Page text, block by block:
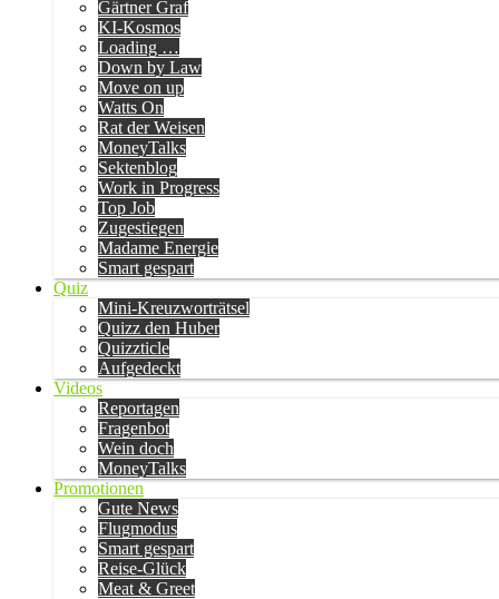
Gärtner Graf
KI-Kosmos
Loading …
Down by Law
Move on up
Watts On
Rat der Weisen
MoneyTalks
Sektenblog
Work in Progress
Top Job
Zugestiegen
Madame Energie
Smart gespart
Quiz
Mini-Kreuzworträtsel
Quizz den Huber
Quizzticle
Aufgedeckt
Videos
Reportagen
Fragenbot
Wein doch
MoneyTalks
Promotionen
Gute News
Flugmodus
Smart gespart
Reise-Glück
Meat & Greet